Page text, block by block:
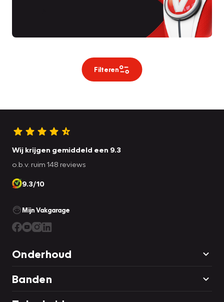
Filteren
Wij krijgen gemiddeld een 9.3
o.b.v. ruim 148 reviews
9.3/10
Mijn Vakgarage
Onderhoud
Banden